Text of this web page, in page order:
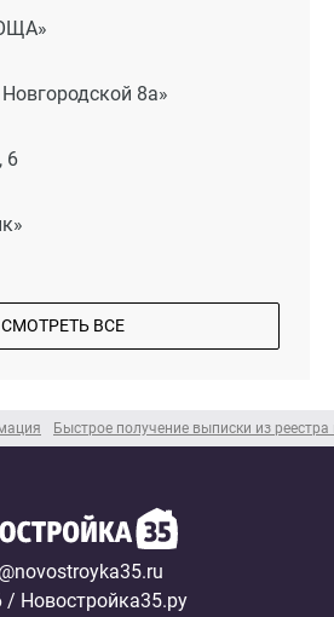
Быстрое получение выписки из
8а»
6
СМОТРЕТЬ ВСЕ
Новостройка35.ру